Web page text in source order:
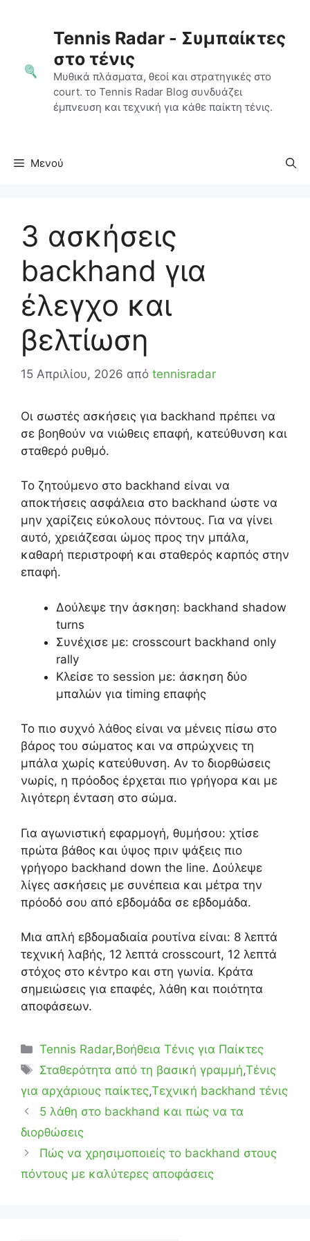
περιεχόμενοTennis Radar - Συμπαίκτες
στο τένις
Μυθικά πλάσματα, θεοί και στρατηγικές στο
court. το Tennis Radar Blog συνδυάζει
έμπνευση και τεχνική για κάθε παίκτη τένις.
Μενού
3 ασκήσεις
backhand για
έλεγχο και
βελτίωση
15 Απριλίου, 2026 από tennisradar
Οι σωστές ασκήσεις για backhand πρέπει να
σε βοηθούν να νιώθεις επαφή, κατεύθυνση και
σταθερό ρυθμό.
Το ζητούμενο στο backhand είναι να
αποκτήσεις ασφάλεια στο backhand ώστε να
μην χαρίζεις εύκολους πόντους. Για να γίνει
αυτό, χρειάζεσαι ώμος προς την μπάλα,
καθαρή περιστροφή και σταθερός καρπός στην
επαφή.
Δούλεψε την άσκηση: backhand shadow
turns
Συνέχισε με: crosscourt backhand only
rally
Κλείσε το session με: άσκηση δύο
μπαλών για timing επαφής
Το πιο συχνό λάθος είναι να μένεις πίσω στο
βάρος του σώματος και να σπρώχνεις τη
μπάλα χωρίς κατεύθυνση. Αν το διορθώσεις
νωρίς, η πρόοδος έρχεται πιο γρήγορα και με
λιγότερη ένταση στο σώμα.
Για αγωνιστική εφαρμογή, θυμήσου: χτίσε
πρώτα βάθος και ύψος πριν ψάξεις πιο
γρήγορο backhand down the line. Δούλεψε
λίγες ασκήσεις με συνέπεια και μέτρα την
πρόοδό σου από εβδομάδα σε εβδομάδα.
Μια απλή εβδομαδιαία ρουτίνα είναι: 8 λεπτά
τεχνική λαβής, 12 λεπτά crosscourt, 12 λεπτά
στόχος στο κέντρο και στη γωνία. Κράτα
σημειώσεις για επαφές, λάθη και ποιότητα
αποφάσεων.
Κατηγορίες
Tennis Radar,Βοήθεια Τένις για Παίκτες
Ετικέτες
Σταθερότητα από τη βασική γραμμή,Τένις
για αρχάριους παίκτες,Τεχνική backhand τένις
5 λάθη στο backhand και πώς να τα
διορθώσεις
Πώς να χρησιμοποιείς το backhand στους
πόντους με καλύτερες αποφάσεις